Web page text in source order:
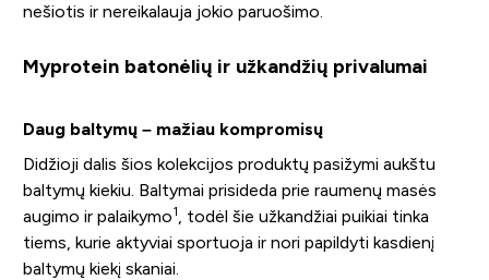
nešiotis ir nereikalauja jokio paruošimo.
Myprotein batonėlių ir užkandžių privalumai
Daug baltymų – mažiau kompromisų
Didžioji dalis šios kolekcijos produktų pasižymi aukštu
baltymų kiekiu. Baltymai prisideda prie raumenų masės
augimo ir palaikymo1
, todėl šie užkandžiai puikiai tinka
tiems, kurie aktyviai sportuoja ir nori papildyti kasdienį
baltymų kiekį skaniai.